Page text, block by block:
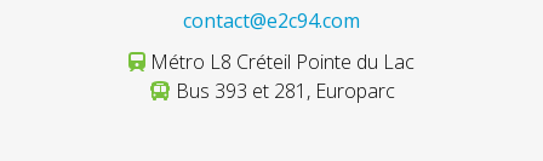
contact@e2c94.com
Métro L8 Créteil Pointe du Lac
Bus 393 et 281, Europarc